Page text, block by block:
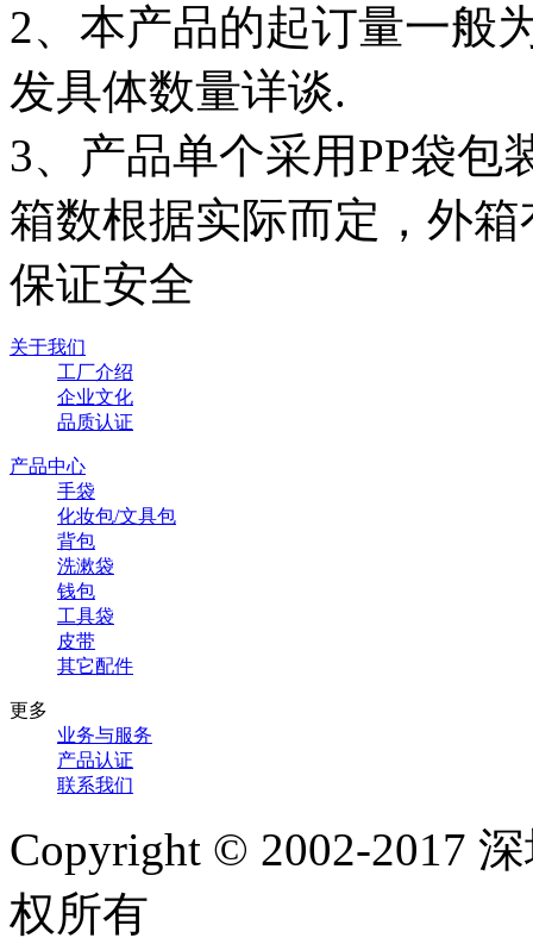
2、本产品的起订量一般
发具体数量详谈.
3、产品单个采用PP袋包
箱数根据实际而定，外
保证安全
关于我们
工厂介绍
企业文化
品质认证
产品中心
手袋
化妆包/文具包
背包
洗漱袋
钱包
工具袋
皮带
其它配件
更多
业务与服务
产品认证
联系我们
Copyright © 2002-2017
权所有